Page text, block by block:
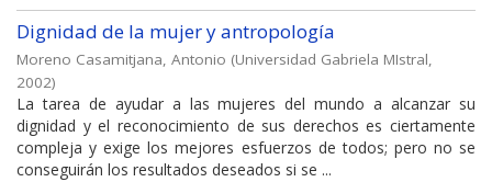
Dignidad de la mujer y antropología
Moreno Casamitjana, Antonio (Universidad Gabriela MIstral,
2002)
La tarea de ayudar a las mujeres del mundo a alcanzar su
dignidad y el reconocimiento de sus derechos es ciertamente
compleja y exige los mejores esfuerzos de todos; pero no se
conseguirán los resultados deseados si se ...